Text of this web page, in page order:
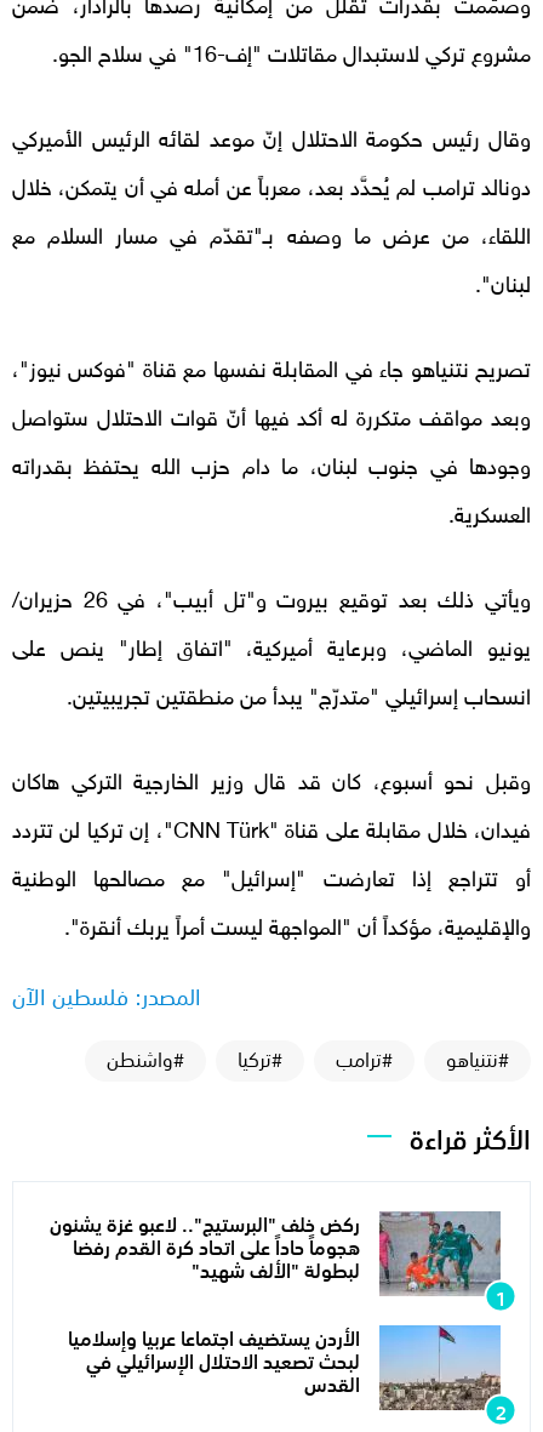
مشروع تركي لاستبدال مقاتلات "إف-16" في سلاح الجو.
وقال رئيس حكومة الاحتلال إنّ موعد لقائه الرئيس الأميركي
دونالد ترامب لم يُحدَّد بعد، معرباً عن أمله في أن يتمكن، خلال
اللقاء، من عرض ما وصفه بـ"تقدّم في مسار السلام مع
لبنان".
تصريح نتنياهو جاء في المقابلة نفسها مع قناة "فوكس نيوز"،
وبعد مواقف متكررة له أكد فيها أنّ قوات الاحتلال ستواصل
وجودها في جنوب لبنان، ما دام حزب الله يحتفظ بقدراته
العسكرية.
ويأتي ذلك بعد توقيع بيروت و"تل أبيب"، في 26 حزيران/
يونيو الماضي، وبرعاية أميركية، "اتفاق إطار" ينص على
انسحاب إسرائيلي "متدرّج" يبدأ من منطقتين تجريبيتين.
وقبل نحو أسبوع، كان قد قال وزير الخارجية التركي هاكان
فيدان، خلال مقابلة على قناة "CNN Türk"، إن تركيا لن تتردد
أو تتراجع إذا تعارضت "إسرائيل" مع مصالحها الوطنية
والإقليمية، مؤكداً أن "المواجهة ليست أمراً يربك أنقرة".
المصدر: فلسطين الآن
#نتنياهو #ترامب #تركيا #واشنطن
الأكثر قراءة
ركض خلف "البرستيج".. لاعبو غزة يشنون
هجوماً حاداً على اتحاد كرة القدم رفضا
لبطولة "الألف شهيد"
الأردن يستضيف اجتماعا عربيا وإسلاميا
لبحث تصعيد الاحتلال الإسرائيلي في
القدس